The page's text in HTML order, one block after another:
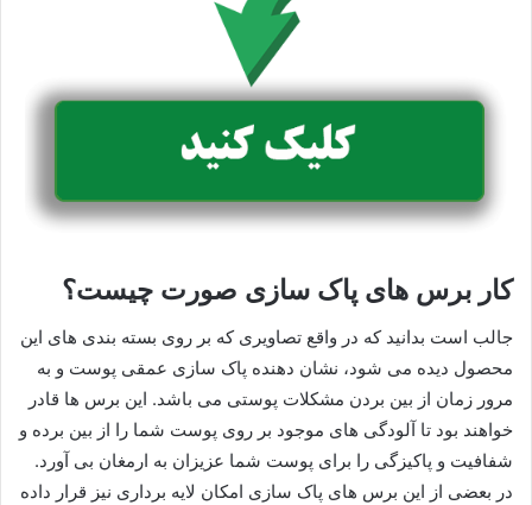
کار برس های پاک سازی صورت چیست؟
جالب است بدانید که در واقع تصاویری که بر روی بسته بندی های این
محصول دیده می شود، نشان دهنده پاک سازی عمقی پوست و به
مرور زمان از بین بردن مشکلات پوستی می باشد. این برس ها قادر
خواهند بود تا آلودگی های موجود بر روی پوست شما را از بین برده و
شفافیت و پاکیزگی را برای پوست شما عزیزان به ارمغان بی آورد.
در بعضی از این برس های پاک سازی امکان لایه برداری نیز قرار داده